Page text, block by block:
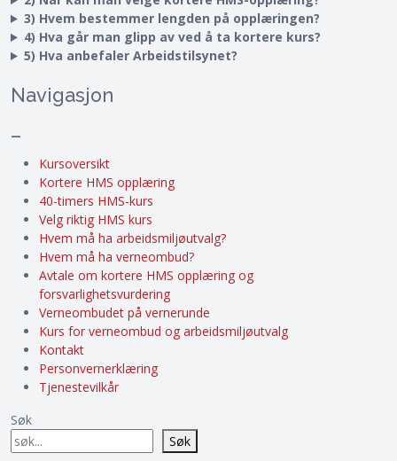
3) Hvem bestemmer lengden på opplæringen?
4) Hva går man glipp av ved å ta kortere kurs?
5) Hva anbefaler Arbeidstilsynet?
Navigasjon
–
Kursoversikt
Kortere HMS opplæring
40-timers HMS-kurs
Velg riktig HMS kurs
Hvem må ha arbeidsmiljøutvalg?
Hvem må ha verneombud?
Avtale om kortere HMS opplæring og
forsvarlighetsvurdering
Verneombudet på vernerunde
Kurs for verneombud og arbeidsmiljøutvalg
Kontakt
Personvernerklæring
Tjenestevilkår
Søk
Søk